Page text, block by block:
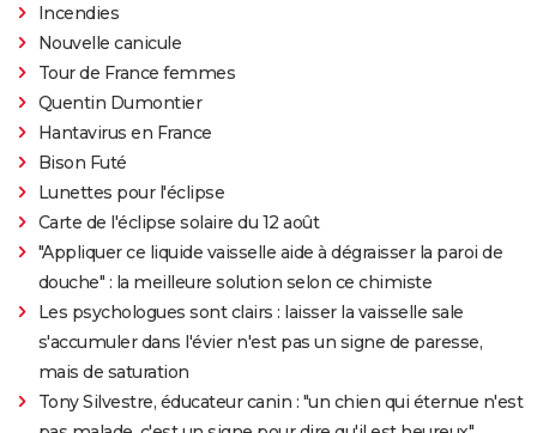
Incendies
Nouvelle canicule
Tour de France femmes
Quentin Dumontier
Hantavirus en France
Bison Futé
Lunettes pour l'éclipse
Carte de l'éclipse solaire du 12 août
"Appliquer ce liquide vaisselle aide à dégraisser la paroi de
douche" : la meilleure solution selon ce chimiste
Les psychologues sont clairs : laisser la vaisselle sale
s'accumuler dans l'évier n'est pas un signe de paresse,
mais de saturation
Tony Silvestre, éducateur canin : "un chien qui éternue n'est